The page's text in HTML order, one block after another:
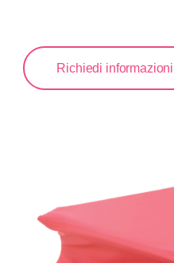
Richiedi informazioni